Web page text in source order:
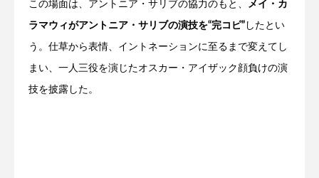
この場面は、アントニア・サリブの協力のもと、 メイ・カ
ラマウィがアントニア・サリブの演技を“完コピ” したとい
う。仕草から表情、イントネーションに至るまで変えてし
まい、一人三役を演じたオスカー・アイザック顔負けの演
技を披露した。